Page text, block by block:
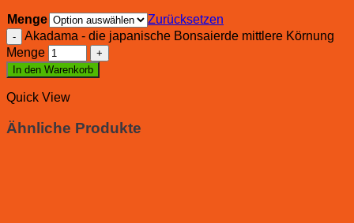
Menge
Zurücksetzen
Akadama - die japanische Bonsaierde mittlere Körnung
Menge
In den Warenkorb
Quick View
Ähnliche Produkte